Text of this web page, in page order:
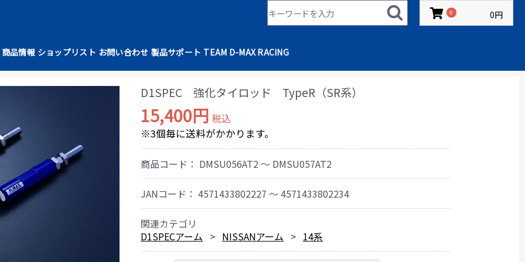
商品情報 ショップリスト お問い合わせ 製品サポート TEAM D-MAX RACING
0 0円
D1SPEC 強化タイロッド TypeR（SR系）
15,400円 税込
※3個毎に送料がかかります。
商品コード： DMSU056AT2 ～ DMSU057AT2
JANコード： 4571433802227 ～ 4571433802234
関連カテゴリ
D1SPECアーム
NISSANアーム 14系